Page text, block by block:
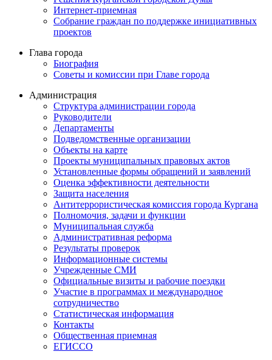
Интернет-приемная
Собрание граждан по поддержке инициативных
проектов
Глава города
Биография
Советы и комиссии при Главе города
Администрация
Структура администрации города
Руководители
Департаменты
Подведомственные организации
Объекты на карте
Проекты муниципальных правовых актов
Установленные формы обращений и заявлений
Оценка эффективности деятельности
Защита населения
Антитеррористическая комиссия города Кургана
Полномочия, задачи и функции
Муниципальная служба
Административная реформа
Результаты проверок
Информационные системы
Учрежденные СМИ
Официальные визиты и рабочие поездки
Участие в программах и международное
сотрудничество
Статистическая информация
Контакты
Общественная приемная
ЕГИССО